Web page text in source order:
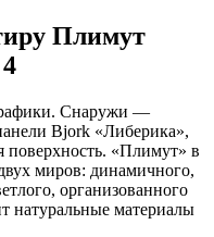
Плимут
Снаружи —
Bjork «Либерика»,
поверхность. «Плимут» в
миров: динамичного,
организованного
натуральные материалы